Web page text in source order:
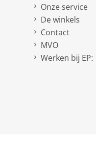
Onze service
De winkels
Contact
MVO
Werken bij EP: